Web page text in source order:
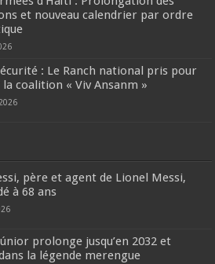
et nouveau calendrier par ordre
: Le Ranch national pris pour
coalition « Viv Ansanm »
père et agent de Lionel Messi,
à 68 ans
prolonge jusqu’en 2032 et
la légende merengue